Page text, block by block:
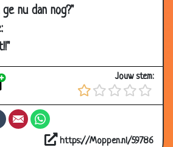
nu dan nog?"
Jouw stem:
TumblrEmail
https://Moppen.nl/59786
3.33